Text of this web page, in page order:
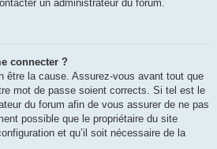
un administrateur du forum.
connecter ?
être la cause. Assurez-vous avant tout que
mot de passe soient corrects. Si tel est le
du forum afin de vous assurer de ne pas
possible que le propriétaire du site
et qu’il soit nécessaire de la